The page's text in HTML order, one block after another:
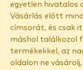
egyetlen hivatalos
Vásárlás előtt
címsorát, és csak
máshol találkozol
termékekkel, az
oldalon ne